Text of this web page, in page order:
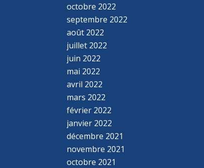
octobre 2022
septembre 2022
août 2022
juillet 2022
juin 2022
mai 2022
avril 2022
mars 2022
février 2022
janvier 2022
décembre 2021
novembre 2021
octobre 2021